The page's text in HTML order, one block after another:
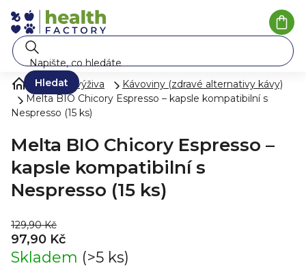
na
obsah
Hledat
Zdravá výživa
Kávoviny (zdravé alternativy kávy)
Melta BIO Chicory Espresso – kapsle kompatibilní s
Nespresso (15 ks)
Melta BIO Chicory Espresso –
kapsle kompatibilní s
Nespresso (15 ks)
129,90 Kč
97,90 Kč
Skladem (>5 ks)